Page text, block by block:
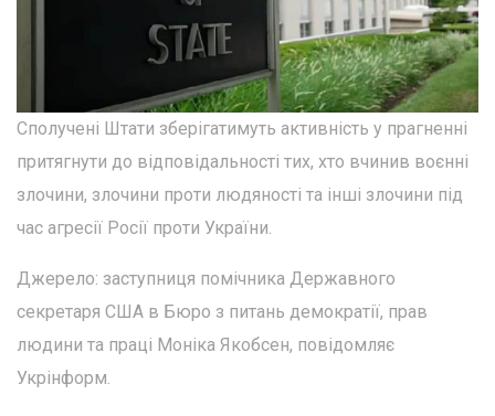
Сполучені Штати зберігатимуть активність у прагненні
притягнути до відповідальності тих, хто вчинив воєнні
злочини, злочини проти людяності та інші злочини під
час агресії Росії проти України.
Джерело: заступниця помічника Державного
секретаря США в Бюро з питань демократії, прав
людини та праці Моніка Якобсен, повідомляє
Укрінформ.